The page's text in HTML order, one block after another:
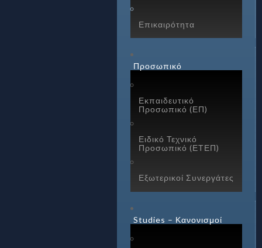
Επικαιρότητα
Προσωπικό
Εκπαιδευτικό
Προσωπικό (ΕΠ)
Ειδικό Τεχνικό
Προσωπικό (ΕΤΕΠ)
Εξωτερικοί Συνεργάτες
Studies – Κανονισμοί